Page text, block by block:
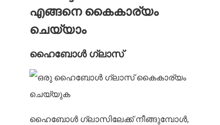
എങ്ങനെ കൈകാര്യം
ചെയ്യാം
ഹൈബോൾ ഗ്ലാസ്
ഹൈബോൾ ഗ്ലാസിലേക്ക് നീങ്ങുമ്പോൾ,